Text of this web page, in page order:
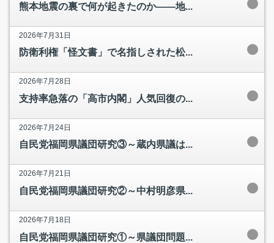
熊本地震の裏で何が起きたのか――地...
2026年7月31日
防衛利権「怪文書」で名指しされた松...
2026年7月28日
支持率急落の「高市内閣」人気回復の...
2026年7月24日
自民党福岡県議団研究③～蔵内県議は...
2026年7月21日
自民党福岡県議団研究②～中村明彦県...
2026年7月18日
自民党福岡県議団研究①～県議団問題...